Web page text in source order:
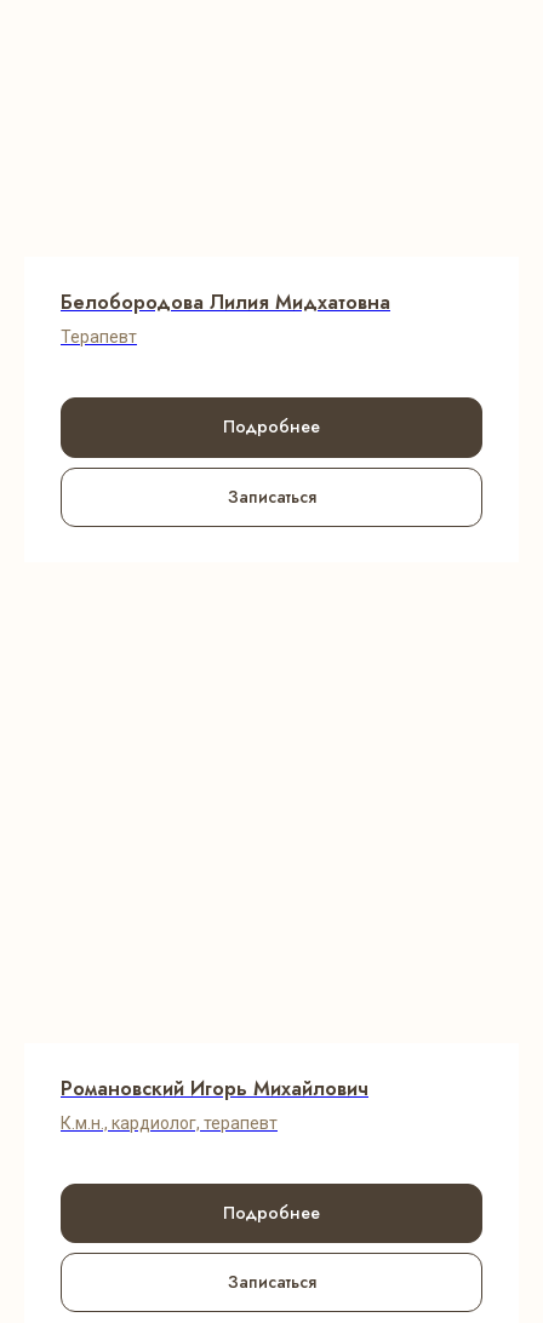
Белобородова Лилия Мидхатовна
Терапевт
Подробнее
Записаться
Романовский Игорь Михайлович
К.м.н., кардиолог, терапевт
Подробнее
Записаться